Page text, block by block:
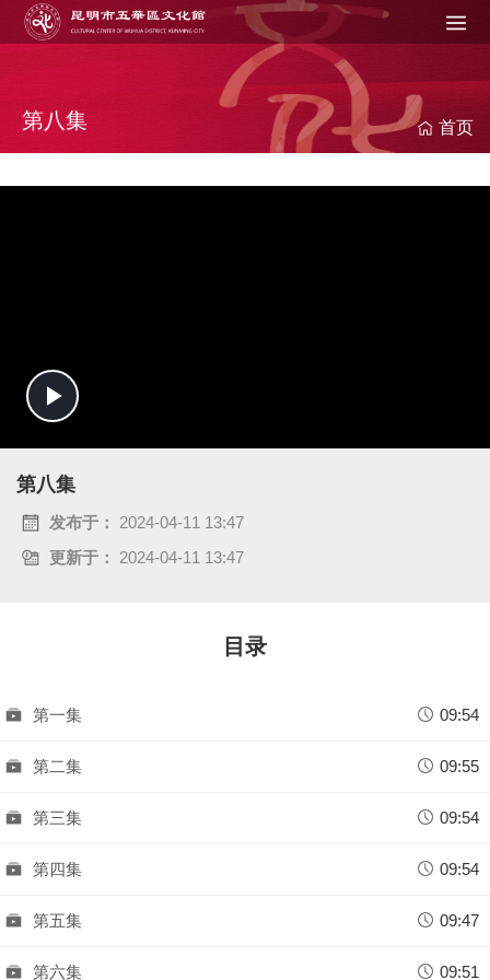
Jump to navigation
这
首页
第八集
P
l
a
y
d
e
o
第八集
发布于：
2024-04-11 13:47
更新于：
2024-04-11 13:47
目录
第一集 09:54
第二集 09:55
第三集 09:54
第四集 09:54
第五集 09:47
第六集 09:51